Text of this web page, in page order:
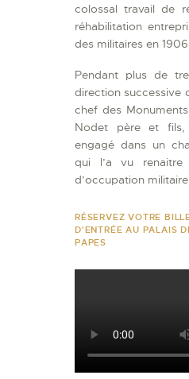
colossal travail de
réhabilitation
des militaires en
Pendant plus de
direction successive
chef des
Nodet père et
engagé dans un
qui l’a vu renaitre
d’occupation
RÉSERVEZ VOTRE
D'ENTRÉE AU PALAIS
PAPES